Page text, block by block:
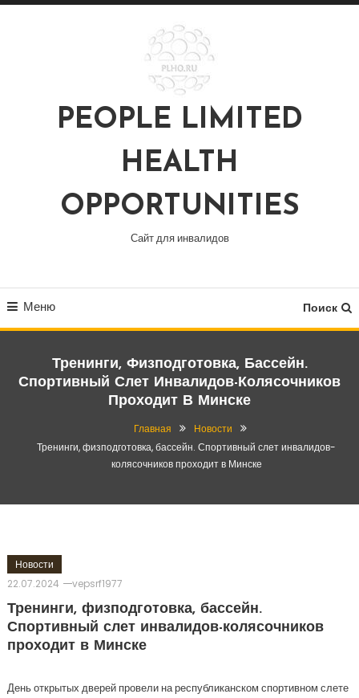
Перейти
PEOPLE LIMITED
HEALTH
OPPORTUNITIES
Сайт для инвалидов
Меню Поиск
Тренинги, Физподготовка, Бассейн.
Спортивный Слет Инвалидов-Колясочников
Проходит В Минске
Главная
Новости
Тренинги, физподготовка, бассейн. Спортивный слет инвалидов-
колясочников проходит в Минске
Новости
22.07.2024
vepsrf1977
Тренинги, физподготовка, бассейн.
Спортивный слет инвалидов-колясочников
проходит в Минске
День открытых дверей провели на республиканском спортивном слете